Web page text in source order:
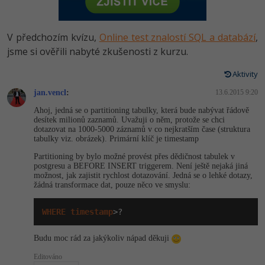
HTML5, CSS3, Bootstrap, SEO
SQL a databáze
UML a návrhové vzory
React
Spring
ASP.NET MVC
Django
Best practices
PHP
JavaScript
HTML / CSS
UML a návrhové vzory
MySQL/MariaDB
MS-SQL
SQLite
Vývojář mobilních aplikací
Specialista na AI a bigdata
Webdesigner
Tester
Systémový administrátor
Grafik / UX/UI návrhář
Databázový analytik
-80%
JavaScript -80%
-80%
C++
Swift -80%
-80%
C -80%
Návrh SW
V předchozím kvízu, Online test znalostí SQL a databází,
jsme si ověřili nabyté zkušenosti z kurzu.
Aktivity
jan.vencl: 13.6.2015 9:20
Ahoj, jedná se o partitioning tabulky, která bude nabývat řádově
desítek milionů zaznamů. Uvažuji o něm, protože se chci
dotazovat na 1000-5000 záznamů v co nejkratším čase (struktura
tabulky viz. obrázek). Primární klíč je timestamp
Partitioning by bylo možné provést přes dědičnost tabulek v
postgresu a BEFORE INSERT triggerem. Není ještě nejaká jiná
možnost, jak zajistit rychlost dotazování. Jedná se o lehké dotazy,
žádná transformace dat, pouze něco ve smyslu:
WHERE timestamp>?
Budu moc rád za jakýkoliv nápad děkuji
Editováno